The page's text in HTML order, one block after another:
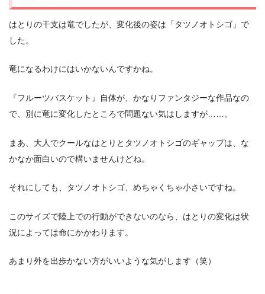
はとりの干支は竜でしたが、変化後の姿は「タツノオトシゴ」で
した。
竜になるわけにはいかないんですかね。
『フルーツバスケット』自体が、かなりファンタジーな作品なの
で、別に竜に変化したところで問題ない気はしますが……。
まあ、大人でクールなはとりとタツノオトシゴのギャップは、な
かなか面白いので構いませんけどね。
それにしても、タツノオトシゴ、めちゃくちゃ小さいですね。
このサイズで陸上での行動ができないのなら、はとりの変化は状
況によっては命にかかわります。
あまり外を出歩かない方がいいような気がします（笑）